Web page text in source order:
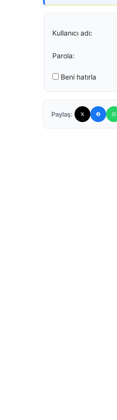
Kullanıcı adı:
Parola:
Beni hatırla
Paylaş: